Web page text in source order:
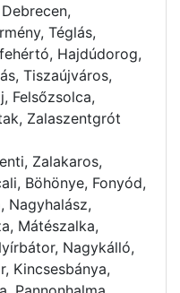
Téglás,
Hajdúdorog,
Tiszaújváros,
Felsőzsolca,
Zalaszentgrót
Zalakaros,
Böhönye, Fonyód,
Nagyhalász,
Mátészalka,
Nagykálló,
Kincsesbánya,